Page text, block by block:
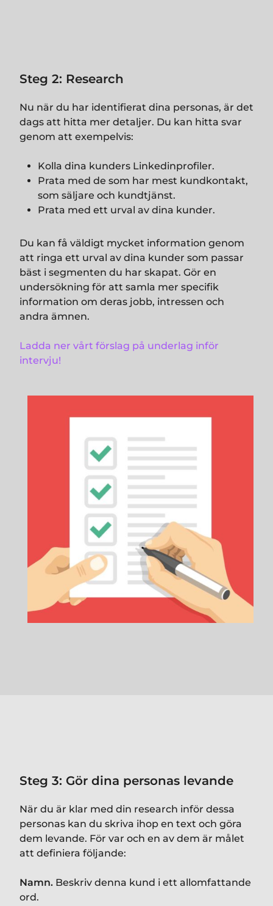
Steg 2: Research
Nu när du har identifierat dina personas, är det
dags att hitta mer detaljer. Du kan hitta svar
genom att exempelvis:
Kolla dina kunders Linkedinprofiler.
Prata med de som har mest kundkontakt,
som säljare och kundtjänst.
Prata med ett urval av dina kunder.
Du kan få väldigt mycket information genom
att ringa ett urval av dina kunder som passar
bäst i segmenten du har skapat. Gör en
undersökning för att samla mer specifik
information om deras jobb, intressen och
andra ämnen.
Ladda ner vårt förslag på underlag inför
intervju!
Steg 3: Gör dina personas levande
När du är klar med din research inför dessa
personas kan du skriva ihop en text och göra
dem levande. För var och en av dem är målet
att definiera följande:
Namn.Beskriv denna kund i ett allomfattande
ord.